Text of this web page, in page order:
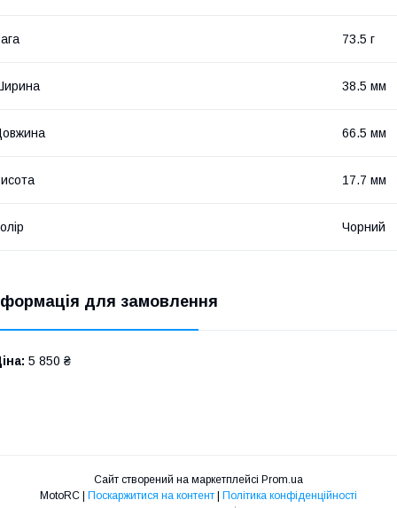
73.5 г
38.5 мм
66.5 мм
17.7 мм
Чорний
для замовлення
5 850 ₴
Сайт створений на маркетплейсі Prom.ua
MotoRC | Поскаржитися на контент | Політика конфіденційності